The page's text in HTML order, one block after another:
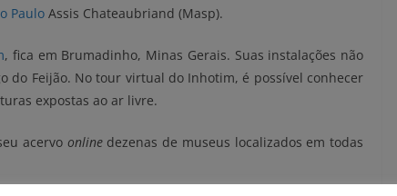
Paulo Assis Chateaubriand (Masp).
, fica em Brumadinho, Minas Gerais. Suas instalações não
do Feijão. No tour virtual do Inhotim, é possível conhecer
expostas ao ar livre.
acervo onlinedezenas de museus localizados em todas